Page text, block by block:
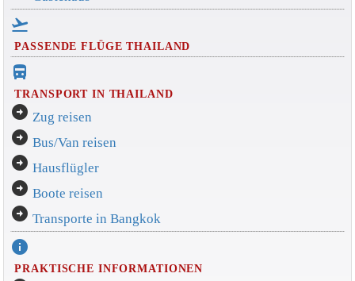
flight_takeoff
PASSENDE FLÜGE THAILAND
directions_bus_filled
TRANSPORT IN THAILAND
arrow_circle_right Zug reisen
arrow_circle_right Bus/Van reisen
arrow_circle_right Hausflügler
arrow_circle_right Boote reisen
arrow_circle_right Transporte in Bangkok
info
PRAKTISCHE INFORMATIONEN